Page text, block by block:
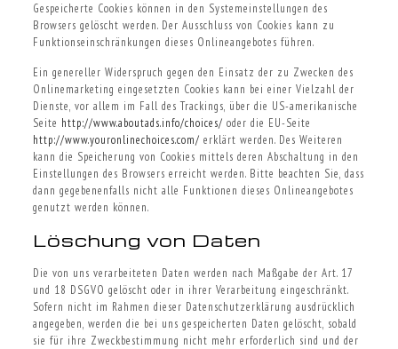
Gespeicherte Cookies können in den Systemeinstellungen des
Browsers gelöscht werden. Der Ausschluss von Cookies kann zu
Funktionseinschränkungen dieses Onlineangebotes führen.
Ein genereller Widerspruch gegen den Einsatz der zu Zwecken des
Onlinemarketing eingesetzten Cookies kann bei einer Vielzahl der
Dienste, vor allem im Fall des Trackings, über die US-amerikanische
Seite http://www.aboutads.info/choices/ oder die EU-Seite
http://www.youronlinechoices.com/ erklärt werden. Des Weiteren
kann die Speicherung von Cookies mittels deren Abschaltung in den
Einstellungen des Browsers erreicht werden. Bitte beachten Sie, dass
dann gegebenenfalls nicht alle Funktionen dieses Onlineangebotes
genutzt werden können.
Löschung von Daten
Die von uns verarbeiteten Daten werden nach Maßgabe der Art. 17
und 18 DSGVO gelöscht oder in ihrer Verarbeitung eingeschränkt.
Sofern nicht im Rahmen dieser Datenschutzerklärung ausdrücklich
angegeben, werden die bei uns gespeicherten Daten gelöscht, sobald
sie für ihre Zweckbestimmung nicht mehr erforderlich sind und der